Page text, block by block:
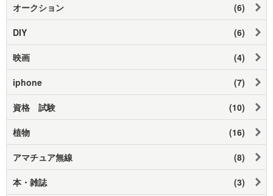
オークション (6)
DIY (6)
映画 (4)
iphone (7)
資格 試験 (10)
植物 (16)
アマチュア無線 (8)
本・雑誌 (3)